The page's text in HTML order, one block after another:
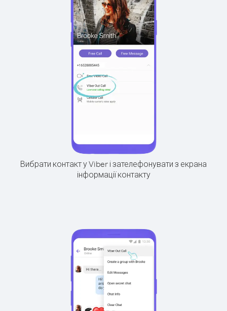
Вибрати контакт у Viber і зателефонувати з екрана
інформації контакту